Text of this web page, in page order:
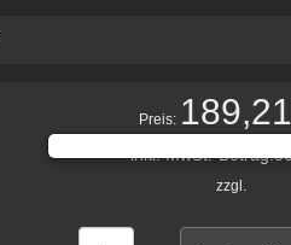
Preis:
inkl. MwSt.-Betrag:
zzgl.